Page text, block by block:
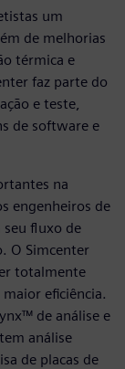
um
de melhorias
térmica e
faz parte do
e teste,
de software e
na
engenheiros de
seu fluxo de
O Simcenter
totalmente
eficiência.
de análise e
análise
de placas de